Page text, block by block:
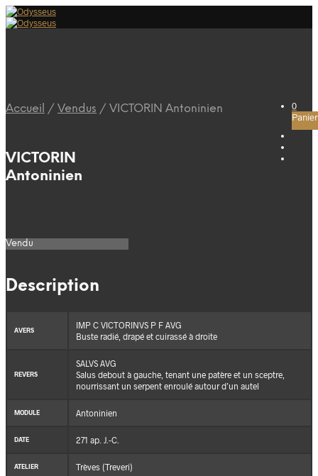
0
Panier
Accueil / Vendus / VICTORIN Antoninien
VICTORIN
Antoninien
Vendu
Description
AVERS
IMP C VICTORINVS P F AVG
Buste radié, drapé et cuirassé à droite
REVERS
SALVS AVG
Salus debout à gauche, tenant une patère et un sceptre,
nourrissant un serpent enroulé autour d’un autel
MODULE Antoninien
DATE 271 ap. J.-C.
ATELIER Trèves (Treveri)